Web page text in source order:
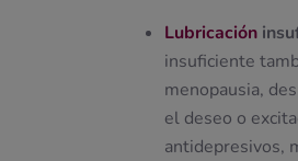
Lubricación
insuficiente
menopausia,
el deseo o
antidepresivos,